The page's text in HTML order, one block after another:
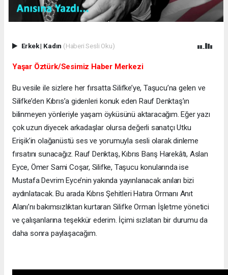
Erkek| Kadın (Haberi Sesli Oku)
Yaşar Öztürk/Sesimiz Haber Merkezi
Bu vesile ile sizlere her fırsatta Silifke’ye, Taşucu’na gelen ve
Silifke’den Kıbrıs’a gidenleri konuk eden Rauf Denktaş’ın
bilinmeyen yönleriyle yaşam öyküsünü aktaracağım. Eğer yazı
çok uzun diyecek arkadaşlar olursa değerli sanatçı Utku
Erişik’in olağanüstü ses ve yorumuyla sesli olarak dinleme
fırsatını sunacağız. Rauf Denktaş, Kıbrıs Barış Harekâtı, Aslan
Eyce, Ömer Sami Coşar, Silifke, Taşucu konularında ise
Mustafa Devrim Eyce’nin yakında yayınlanacak anıları bizi
aydınlatacak. Bu arada Kıbrıs Şehitleri Hatıra Ormanı Anıt
Alanı’nı bakımsızlıktan kurtaran Silifke Orman İşletme yönetici
ve çalışanlarına teşekkür ederim. İçimi sızlatan bir durumu da
daha sonra paylaşacağım.